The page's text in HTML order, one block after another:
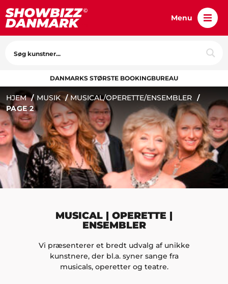
Menu
DANMARKS STØRSTE BOOKINGBUREAU
MUSICAL | OPERETTE |
ENSEMBLER
Vi præsenterer et bredt udvalg af unikke
kunstnere, der bl.a. syner sange fra
musicals, operetter og teatre.
HJEM MUSIK
MUSICAL/OPERETTE/ENSEMBLER
PAGE 2